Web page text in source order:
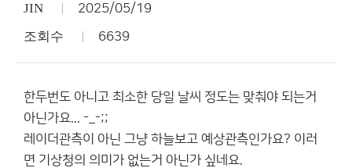
JIN 2025/05/19
조회수 6639
한두번도 아니고 최소한 당일 날씨 정도는 맞춰야 되는거
아닌가요... -_-;;
레이더관측이 아닌 그냥 하늘보고 예상관측인가요? 이러
면 기상청의 의미가 없는거 아닌가 싶네요.